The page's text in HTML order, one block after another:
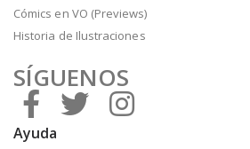
Cómics en VO (Previews)
Historia de Ilustraciones
SÍGUENOS
Ayuda